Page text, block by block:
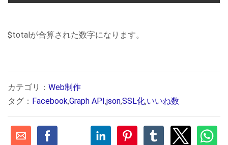
$totalが合算された数字になります。
カテゴリ： Web制作
タグ： Facebook,Graph API ,json,SSL化,いいね数